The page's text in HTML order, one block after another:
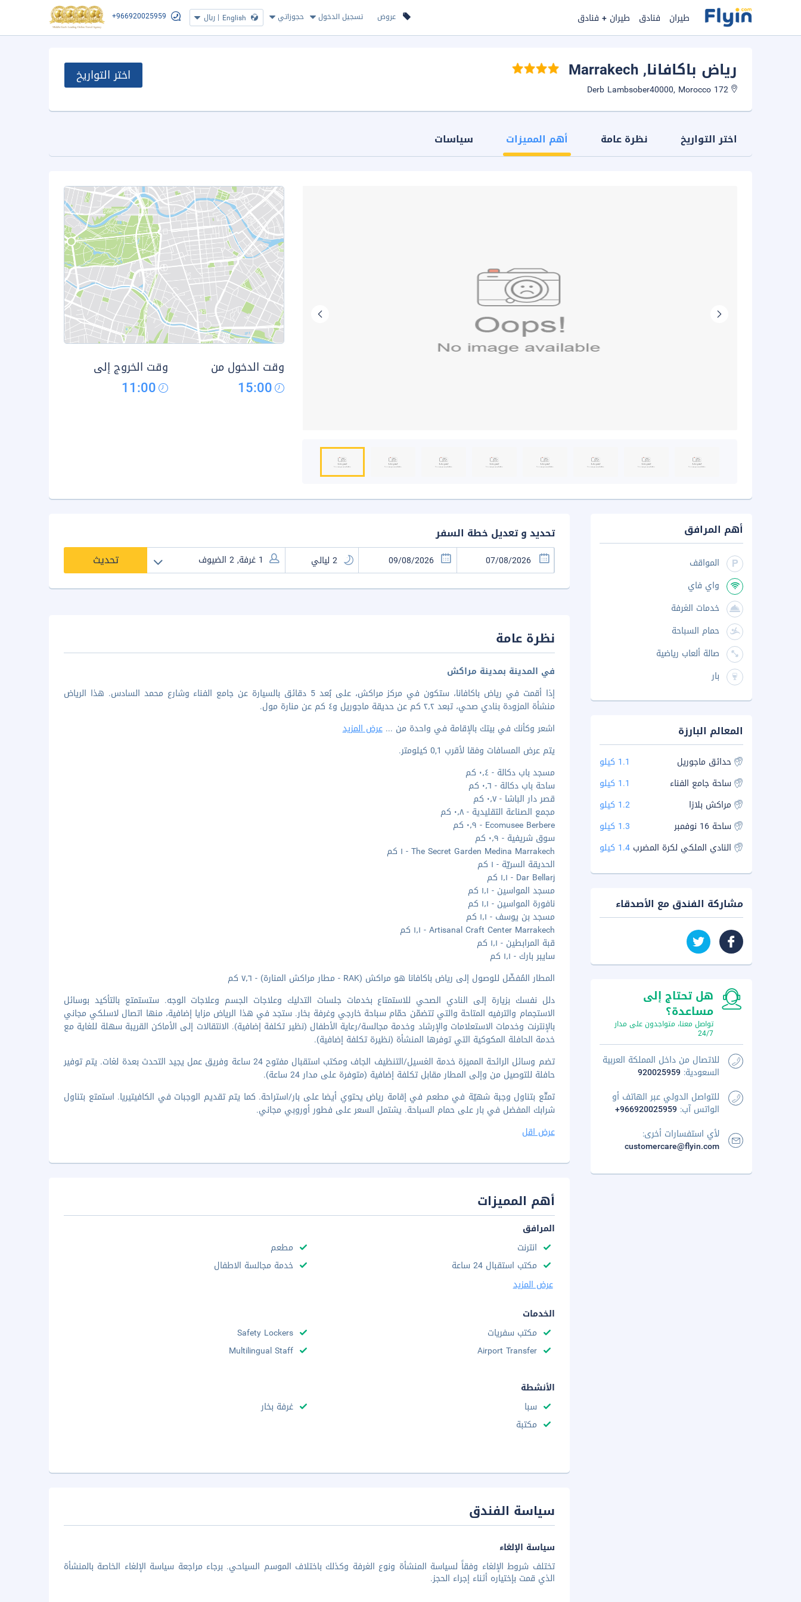
عروض تسجيل الدخول حجوزاتي English
| ريال +966920025959 طيران فنادق طيران + فنادق
رياض باكافانا, Marrakech اختر التواريخ
اختر التواريخ نظرة عامة أهم المميزات سياسات
وقت الدخول من
15:00
وقت الخروج إلى
11:00
تحديد و تعديل خطة السفر
تحديث
نظرة عامة
في المدينة بمدينة مراكش
إذا أقمت في رياض باكافانا، ستكون في مركز مراكش، على بُعد 5 دقائق بالسيارة عن جامع الفناء وشارع محمد السادس. هذا الرياض
منشأة المزودة بنادي صحي، تبعد ٢٫٢ كم عن حديقة ماجوريل و٤ كم عن منارة مول.
اشعر وكأنك في بيتك بالإقامة في واحدة من ...عرض المزيد
يتم عرض المسافات وفقا لأقرب 0,1 كيلومتر.
مسجد باب دكالة - ٠٫٤ كم
ساحة باب دكالة - ٠٫٦ كم
قصر دار الباشا - ٠٫٧ كم
مجمع الصناعة التقليدية - ٠٫٨ كم
Ecomusee Berbere - ٠٫٩ كم
سوق شريفية - ٠٫٩ كم
The Secret Garden Medina Marrakech - ١ كم
الحديقة السريّة - ١ كم
Dar Bellarj - ١٫١ كم
مسجد المواسين - ١٫١ كم
نافورة المواسين - ١٫١ كم
مسجد بن يوسف - ١٫١ كم
Artisanal Craft Center Marrakech - ١٫١ كم
قبة المرابطين - ١٫١ كم
سايبر بارك - ١٫١ كم
المطار المُفضّل للوصول إلى رياض باكافانا هو مراكش (RAK - مطار مراكش المنارة) - ٧٫٦ كم
دلل نفسك بزيارة إلى النادي الصحي للاستمتاع بخدمات جلسات التدليك وعلاجات الجسم وعلاجات الوجه. ستستمتع بالتأكيد بوسائل
الاستجمام والترفيه المتاحة والتي تتضمّن حمّام سباحة خارجي وغرفة بخار. ستجد في هذا الرياض مزايا إضافية، منها اتصال لاسلكي مجاني
بالإنترنت وخدمات الاستعلامات والإرشاد وخدمة مجالسة/رعاية الأطفال (نظير تكلفة إضافية). الانتقالات إلى الأماكن القريبة سهلة للغاية مع
خدمة الحافلة المكوكية التي توفرها المنشأة (نظيرة تكلفة إضافية).
تضم وسائل الرائحة المميزة خدمة الغسيل/التنظيف الجاف ومكتب استقبال مفتوح 24 ساعة وفريق عمل يجيد التحدث بعدة لغات. يتم توفير
حافلة للتوصيل من وإلى المطار مقابل تكلفة إضافية (متوفرة على مدار 24 ساعة).
تمتّع بتناول وجبة شهيّة في مطعم في إقامة رياض يحتوي أيضا على بار/استراحة. كما يتم تقديم الوجبات في الكافيتيريا. استمتع بتناول
شرابك المفضل في بار على حمام السباحة. يشتمل السعر على فطور أوروبي مجاني.
عرض اقل
أهم المميزات
المرافق
انترنت
مطعم
مكتب استقبال 24 ساعة
خدمة مجالسة الاطفال
عرض المزيد
الخدمات
مكتب سفريات
Safety Lockers
Airport Transfer
Multilingual Staff
الأنشطة
سبا
غرفة بخار
مكتبة
سياسة الفندق
سياسة الإلغاء
تختلف شروط الإلغاء وفقاً لسياسة المنشأة ونوع الغرفة وكذلك باختلاف الموسم السياحي. برجاء مراجعة سياسة الإلغاء الخاصة بالمنشأة
الذي قمت بإختياره أثناء إجراء الحجز.
أهم المرافق
المواقف
واي فاي
خدمات الغرفة
حمام السباحة
صالة ألعاب رياضية
بار
المعالم البارزة
حدائق ماجوريل
1.1 كيلو
ساحة جامع الفناء
1.1 كيلو
مراكش بلازا
1.2 كيلو
ساحة 16 نوفمبر
1.3 كيلو
النادي الملكي لكرة المضرب 1.4 كيلو
مشاركة الفندق مع الأصدقاء
هل تحتاج إلى
مساعدة؟
تواصل معنا، متواجدون على مدار
24/7
للاتصال من داخل المملكة العربية
السعودية: 920025959
للتواصل الدولي عبر الهاتف أو
الواتس آب: +966920025959
لأي استفسارات أخرى:
customercare@flyin.com